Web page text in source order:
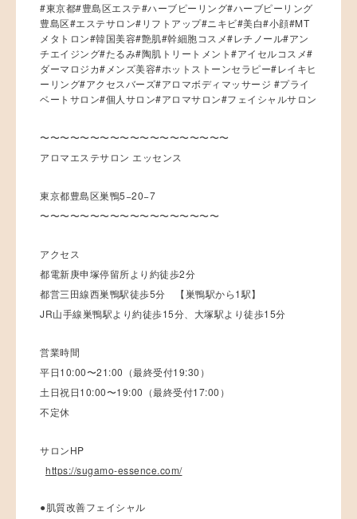
#東京都#豊島区エステ#ハーブピーリング#ハーブピーリング
豊島区#エステサロン#リフトアップ#ニキビ#美白#小顔#MT
メタトロン#韓国美容#艶肌#幹細胞コスメ#レチノール#アン
チエイジング#たるみ#陶肌トリートメント#アイセルコスメ#
ダーマロジカ#メンズ美容#ホットストーンセラピー#レイキヒ
ーリング#アクセスバーズ#アロマボディマッサージ #プライ
ベートサロン#個人サロン#アロマサロン#フェイシャルサロン
〜〜〜〜〜〜〜〜〜〜〜〜〜〜〜〜〜〜〜
アロマエステサロン エッセンス
東京都豊島区巣鴨5−20−7
〜〜〜〜〜〜〜〜〜〜〜〜〜〜〜〜〜〜
アクセス
都電新庚申塚停留所より約徒歩2分
都営三田線西巣鴨駅徒歩5分 【巣鴨駅から1駅】
JR山手線巣鴨駅より約徒歩15分、大塚駅より徒歩15分
営業時間
平日10:00〜21:00（最終受付19:30）
土日祝日10:00〜19:00（最終受付17:00）
不定休
サロンHP
https://sugamo-essence.com/
●肌質改善フェイシャル